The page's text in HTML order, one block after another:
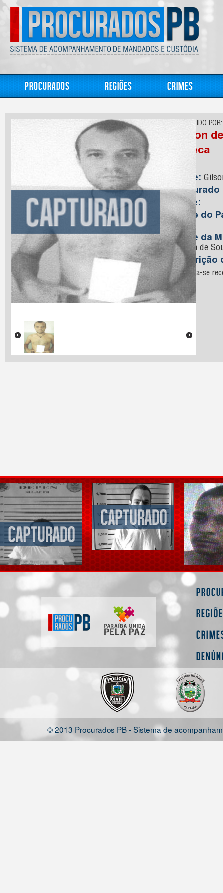
Procurados Regiões Crimes
CONHECIDO POR:
Gilson
Careca
Nome:
Capturado
Idade:
Nome do
Sousa
Nome da
Pereira de
Descrição
encontra-se
rocha
© 2013 Procurados PB - Sistema de